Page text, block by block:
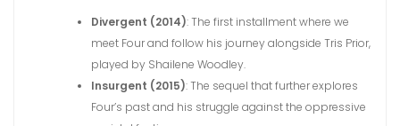
Divergent (2014): The first installment where we
meet Four and follow his journey alongside Tris Prior,
played by Shailene Woodley.
Insurgent (2015): The sequel that further explores
Four’s past and his struggle against the oppressive